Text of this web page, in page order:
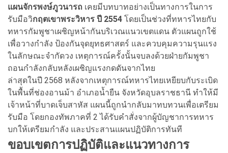
แผนจักรพงษ์ภูวนารถ เคยมีบทบาทอย่างเป็นทางการในการ
รับมือวิกฤตเขาพระวิหาร ปี 2554 โดยเป็นช่วงที่ทหารไทยกับ
ทหารกัมพูชาเผชิญหน้ากันบริเวณแนวเขตแดน ตัวแผนถูกใช้
เพื่อวางกำลัง ป้องกันจุดยุทธศาสตร์ และควบคุมความรุนแรง
ในลักษณะจำกัดวง เหตุการณ์ครั้งนั้นจบลงด้วยฝ่ายกัมพูชา
ถอนกำลังกลับหลังเผชิญแรงกดดันจากไทย
ล่าสุดในปี 2568 หลังจากเหตุการณ์ทหารไทยเหยียบกับระเบิด
ในพื้นที่ช่องอานม้า อำเภอน้ำยืน จังหวัดอุบลราชธานี ทำให้มี
เจ้าหน้าที่บาดเจ็บสาหัส แผนนี้ถูกนำกลับมาทบทวนเพื่อเตรียม
รับมือ โดยกองทัพภาคที่ 2 ได้รับคำสั่งจากผู้บัญชาการทหาร
บกให้เตรียมกำลัง และประสานแผนปฏิบัติการทันที
ขอบเขตการปฏิบัติและแนวทางการ